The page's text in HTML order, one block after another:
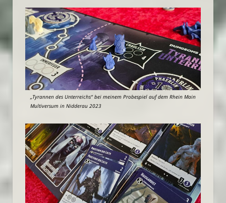
„Tyrannen des Unterreichs“ bei meinem Probespiel auf dem Rhein Main
Multiversum in Nidderau 2023